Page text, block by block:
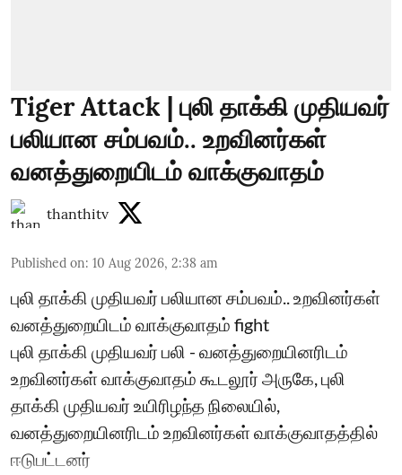
Tiger Attack | புலி தாக்கி முதியவர்
பலியான சம்பவம்.. உறவினர்கள்
வனத்துறையிடம் வாக்குவாதம்
thanthitv
Published on: 10 Aug 2026, 2:38 am
புலி தாக்கி முதியவர் பலியான சம்பவம்.. உறவினர்கள்
வனத்துறையிடம் வாக்குவாதம் fight
புலி தாக்கி முதியவர் பலி - வனத்துறையினரிடம்
உறவினர்கள் வாக்குவாதம் கூடலூர் அருகே, புலி
தாக்கி முதியவர் உயிரிழந்த நிலையில்,
வனத்துறையினரிடம் உறவினர்கள் வாக்குவாதத்தில்
ஈடுபட்டனர்